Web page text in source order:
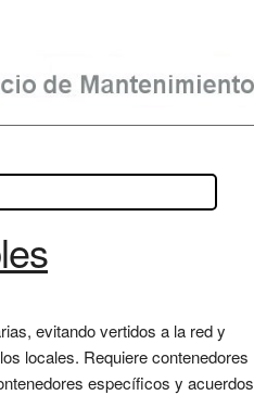
evitando vertidos a la red y
locales. Requiere contenedores
específicos y acuerdos